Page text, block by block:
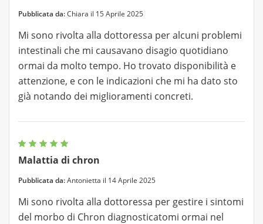
Pubblicata da:Chiara il 15 Aprile 2025
Mi sono rivolta alla dottoressa per alcuni problemi
intestinali che mi causavano disagio quotidiano
ormai da molto tempo. Ho trovato disponibilità e
attenzione, e con le indicazioni che mi ha dato sto
già notando dei miglioramenti concreti.
Malattia di chron
Pubblicata da:Antonietta il 14 Aprile 2025
Mi sono rivolta alla dottoressa per gestire i sintomi
del morbo di Chron diagnosticatomi ormai nel